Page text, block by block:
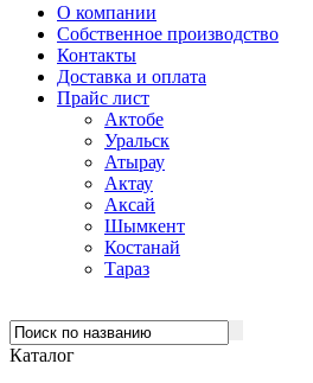
О компании
Собственное производство
Контакты
Доставка и оплата
Прайс лист
Актобе
Уральск
Атырау
Актау
Аксай
Шымкент
Костанай
Тараз
Каталог